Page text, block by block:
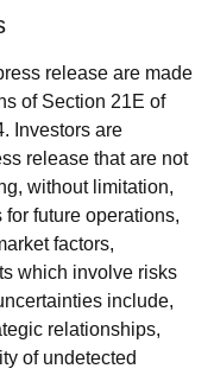
release are made
of Section 21E of
Investors are
release that are not
without limitation,
future operations,
factors,
which involve risks
include,
relationships,
of undetected